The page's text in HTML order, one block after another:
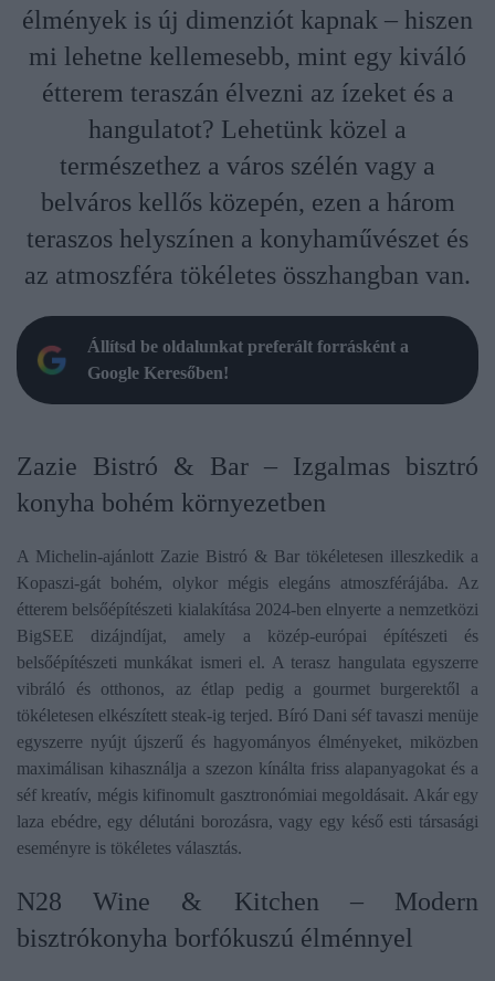
élmények is új dimenziót kapnak – hiszen
mi lehetne kellemesebb, mint egy kiváló
étterem teraszán élvezni az ízeket és a
hangulatot? Lehetünk közel a
természethez a város szélén vagy a
belváros kellős közepén, ezen a három
teraszos helyszínen a konyhaművészet és
az atmoszféra tökéletes összhangban van.
Állítsd be oldalunkat preferált forrásként a
Google Keresőben!
Zazie Bistró & Bar – Izgalmas bisztró
konyha bohém környezetben
A Michelin-ajánlott Zazie Bistró & Bar tökéletesen illeszkedik a
Kopaszi-gát bohém, olykor mégis elegáns atmoszférájába. Az
étterem belsőépítészeti kialakítása 2024-ben elnyerte a nemzetközi
BigSEE dizájndíjat, amely a közép-európai építészeti és
belsőépítészeti munkákat ismeri el. A terasz hangulata egyszerre
vibráló és otthonos, az étlap pedig a gourmet burgerektől a
tökéletesen elkészített steak-ig terjed. Bíró Dani séf tavaszi menüje
egyszerre nyújt újszerű és hagyományos élményeket, miközben
maximálisan kihasználja a szezon kínálta friss alapanyagokat és a
séf kreatív, mégis kifinomult gasztronómiai megoldásait. Akár egy
laza ebédre, egy délutáni borozásra, vagy egy késő esti társasági
eseményre is tökéletes választás.
N28 Wine & Kitchen – Modern
bisztrókonyha borfókuszú élménnyel